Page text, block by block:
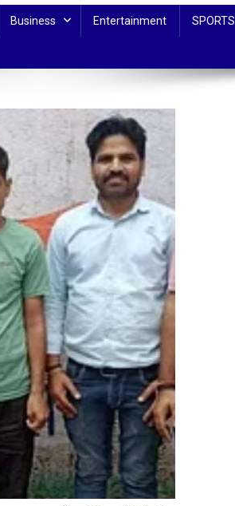
Business Entertainment SPORTS